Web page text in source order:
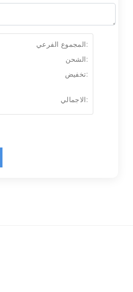
المجموع الفرعي:
الشحن:
تخفيض:
الاجمالي: